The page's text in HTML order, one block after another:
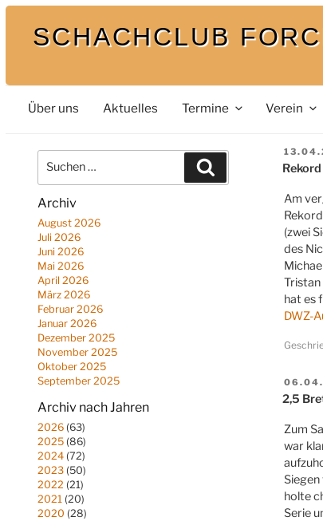
Zum
Inhalt
springenSCHACHCLUB
Bei uns spielt auch der König mit
Über uns Aktuelles Termine Verein
nach:
Archiv
August 2026
Juli 2026
Juni 2026
Mai 2026
April 2026
März 2026
Februar 2026
Januar 2026
Dezember 2025
November 2025
Oktober 2025
September 2025
Archiv nach Jahren
2026 (63)
2025 (86)
2024 (72)
2023 (50)
2022 (21)
2021 (20)
2020 (28)
AM
Am
(zwei
des
Tristan
hat es
DWZ-
AM
2,5
Zum
war
holte
Serie